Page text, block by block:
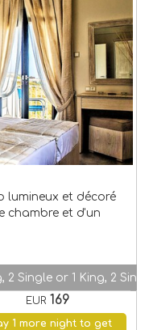
lumineux et décoré
chambre et d'un
2 Single or 1 King, 2
EUR 169
1 more night to get